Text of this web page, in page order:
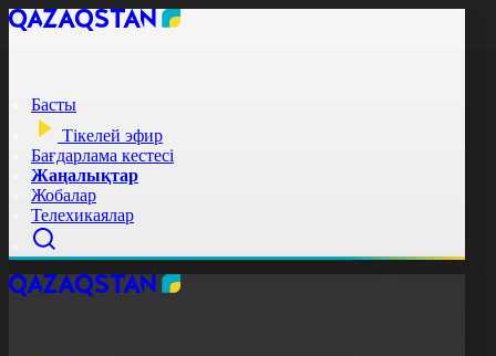
Басты
Тікелей эфир
Бағдарлама кестесі
Жаңалықтар
Жобалар
Телехикаялар